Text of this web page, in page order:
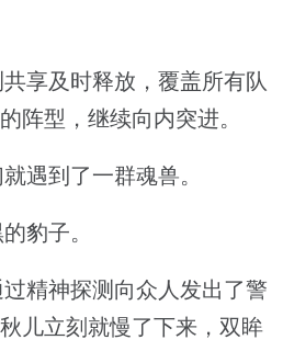
享及时释放，覆盖所有队
阵型，继续向内突进。
遇到了一群魂兽。
豹子。
精神探测向众人发出了警
儿立刻就慢了下来，双眸